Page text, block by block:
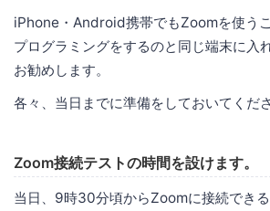
iPhone・Android携帯でもZoomを使うこ
プログラミングをするのと同じ端末に入
お勧めします。
各々、当日までに準備をしておいてくださ
Zoom接続テストの時間を設けます。
当日、9時30分頃からZoomに接続でき